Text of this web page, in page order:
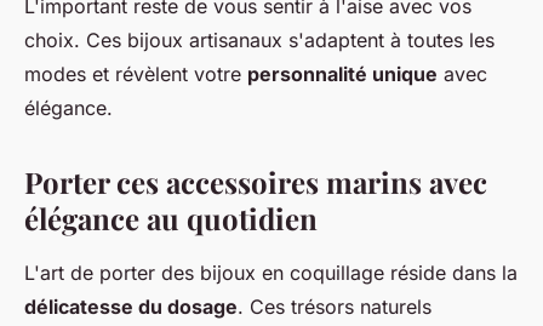
L'important reste de vous sentir à l'aise avec vos
choix. Ces bijoux artisanaux s'adaptent à toutes les
modes et révèlent votre personnalité unique avec
élégance.
Porter ces accessoires marins avec
élégance au quotidien
L'art de porter des bijoux en coquillage réside dans la
délicatesse du dosage. Ces trésors naturels